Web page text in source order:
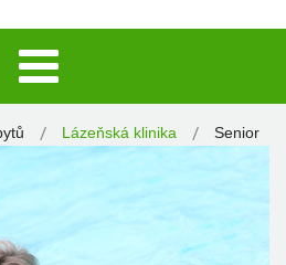
Lázeňská klinika Senior